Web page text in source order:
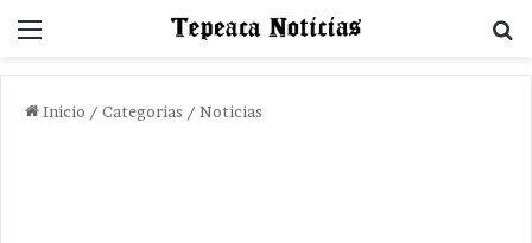
Menu
Inicio / Categorias / Noticias